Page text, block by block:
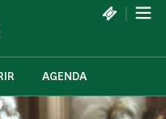
|
AGENDA